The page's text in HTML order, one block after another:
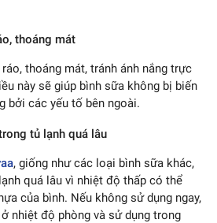
thoáng mát
thoáng mát, tránh ánh nắng trực
này sẽ giúp bình sữa không bị biến
bởi các yếu tố bên ngoài.
tủ lạnh quá lâu
, giống như các loại bình sữa khác,
quá lâu vì nhiệt độ thấp có thể
của bình. Nếu không sử dụng ngay,
nhiệt độ phòng và sử dụng trong